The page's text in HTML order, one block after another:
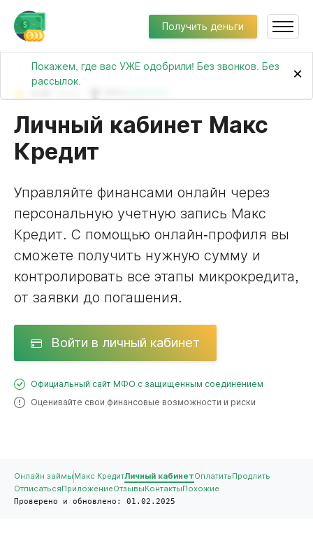
Получить деньги
Покажем, где вас УЖЕ одобрили! Без звонков. Без
рассылок.
×
Личный кабинет Макс
Кредит
Управляйте финансами онлайн через
персональную учетную запись Макс
Кредит. С помощью онлайн-профиля вы
сможете получить нужную сумму и
контролировать все этапы микрокредита,
от заявки до погашения.
Войти в личный кабинет
Официальный сайт МФО с защищенным соединением
Оценивайте свои финансовые возможности и риски
Онлайн займы Макс КредитЛичный кабинетОплатить Продлить
Отписаться ПриложениеОтзывы Контакты Похожие
Проверено и обновлено: 01.02.2025